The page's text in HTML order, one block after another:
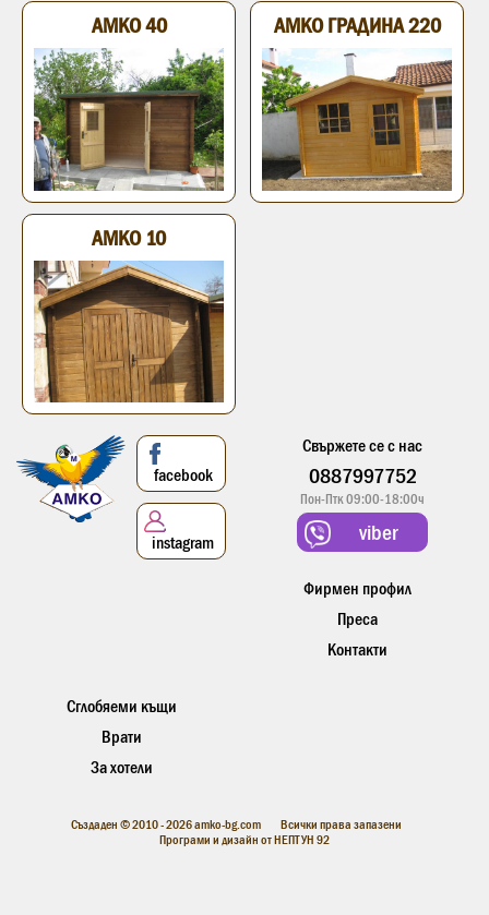
АМКО 40 АМКО ГРАДИНА 220
АМКО 10
facebook
instagram
Свържете се с нас
0887997752
Пон-Птк 09:00-18:00ч
viber
Фирмен профил
Преса
Контакти
Сглобяеми къщи
Врати
За хотели
Създаден © 2010 - 2026 amko-bg.com Всички права запазени
Програми и дизайн отНЕПТУН 92